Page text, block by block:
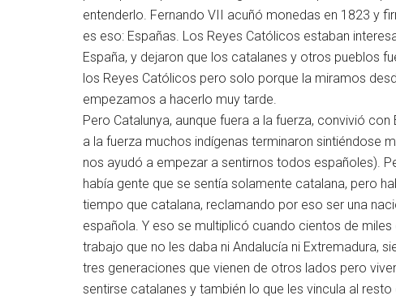
entenderlo. Fernando VII acuñó monedas en 1823 y
es eso: Españas. Los Reyes Católicos estaban
España, y dejaron que los catalanes y otros pueblos
los Reyes Católicos pero solo porque la miramos
empezamos a hacerlo muy tarde.
Pero Catalunya, aunque fuera a la fuerza, convivió
a la fuerza muchos indígenas terminaron sintiéndose
nos ayudó a empezar a sentirnos todos españoles).
había gente que se sentía solamente catalana, pero
tiempo que catalana, reclamando por eso ser una
española. Y eso se multiplicó cuando cientos de
trabajo que no les daba ni Andalucía ni Extremadura,
tres generaciones que vienen de otros lados pero
sentirse catalanes y también lo que les vincula al